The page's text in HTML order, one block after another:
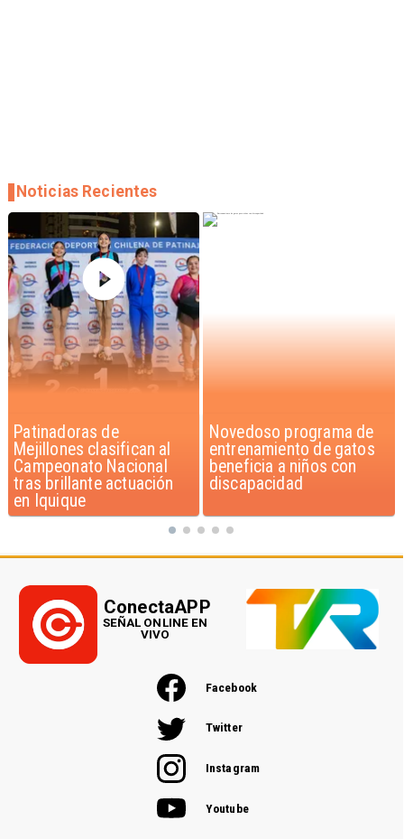
Novedoso programa de
entrenamiento de gatos
beneficia a niños con
discapacidad
Alarmante hábito en
jóvenes de 13 a 15 años
según encuesta del
Minsal
Noticias Recientes
Facebook
Twitter
Instagram
Youtube
ConectaAPP
SEÑAL ONLINE EN
VIVO